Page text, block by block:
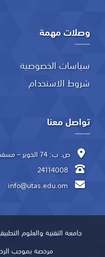
وصلات مهمة
سياسات الخصوصية
شروط الاستخدام
تواصل معنا
ص. ب: 74 الخوير – مسقط- 133 مسقط
24114008
مرخصة بموجب